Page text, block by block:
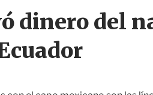
s
i
o
r
dinero del